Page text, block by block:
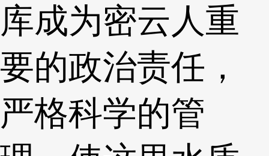
库成为密云人重
要的政治责任，
严格科学的管